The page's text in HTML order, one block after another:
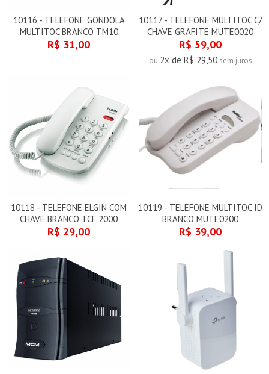
10116 - TELEFONE GONDOLA
MULTITOC BRANCO TM10
R$ 31,00
10117 - TELEFONE MULTITOC C/
CHAVE GRAFITE MUTE0020
R$ 59,00
ou 2x de R$ 29,50sem juros
10118 - TELEFONE ELGIN COM
CHAVE BRANCO TCF 2000
R$ 29,00
10119 - TELEFONE MULTITOC ID
BRANCO MUTE0200
R$ 39,00